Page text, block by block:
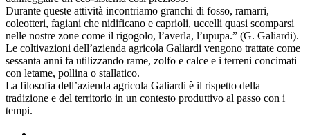
Durante queste attività incontriamo granchi di fosso, ramarri,
coleotteri, fagiani che nidificano e caprioli, uccelli quasi scomparsi
nelle nostre zone come il rigogolo, l’averla, l’upupa.” (G. Galiardi).
Le coltivazioni dell’azienda agricola Galiardi vengono trattate come
sessanta anni fa utilizzando rame, zolfo e calce e i terreni concimati
con letame, pollina o stallatico.
La filosofia dell’azienda agricola Galiardi è il rispetto della
tradizione e del territorio in un contesto produttivo al passo con i
tempi.